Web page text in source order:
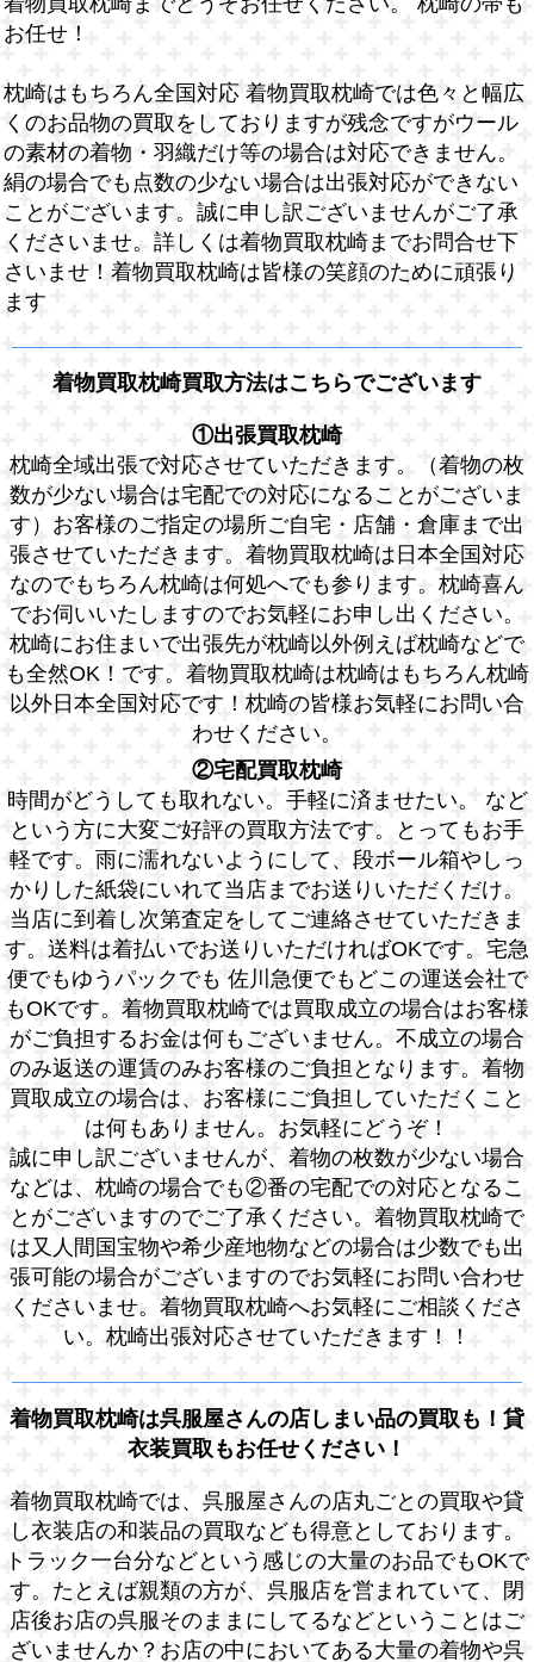
お任せ！
枕崎はもちろん全国対応 着物買取枕崎では色々と幅広
くのお品物の買取をしておりますが残念ですがウール
の素材の着物・羽織だけ等の場合は対応できません。
絹の場合でも点数の少ない場合は出張対応ができない
ことがございます。誠に申し訳ございませんがご了承
くださいませ。詳しくは着物買取枕崎までお問合せ下
さいませ！着物買取枕崎は皆様の笑顔のために頑張り
ます
着物買取枕崎買取方法はこちらでございます
①出張買取枕崎
枕崎全域出張で対応させていただきます。（着物の枚
数が少ない場合は宅配での対応になることがございま
す）お客様のご指定の場所ご自宅・店舗・倉庫まで出
張させていただきます。着物買取枕崎は日本全国対応
なのでもちろん枕崎は何処へでも参ります。枕崎喜ん
でお伺いいたしますのでお気軽にお申し出ください。
枕崎にお住まいで出張先が枕崎以外例えば枕崎などで
も全然OK！です。着物買取枕崎は枕崎はもちろん枕崎
以外日本全国対応です！枕崎の皆様お気軽にお問い合
わせください。
②宅配買取枕崎
時間がどうしても取れない。手軽に済ませたい。 など
という方に大変ご好評の買取方法です。とってもお手
軽です。雨に濡れないようにして、段ボール箱やしっ
かりした紙袋にいれて当店までお送りいただくだけ。
当店に到着し次第査定をしてご連絡させていただきま
す。送料は着払いでお送りいただければOKです。宅急
便でもゆうパックでも 佐川急便でもどこの運送会社で
もOKです。着物買取枕崎では買取成立の場合はお客様
がご負担するお金は何もございません。不成立の場合
のみ返送の運賃のみお客様のご負担となります。着物
買取成立の場合は、お客様にご負担していただくこと
は何もありません。お気軽にどうぞ！
誠に申し訳ございませんが、着物の枚数が少ない場合
などは、枕崎の場合でも②番の宅配での対応となるこ
とがございますのでご了承ください。着物買取枕崎で
は又人間国宝物や希少産地物などの場合は少数でも出
張可能の場合がございますのでお気軽にお問い合わせ
くださいませ。着物買取枕崎へお気軽にご相談くださ
い。枕崎出張対応させていただきます！！
着物買取枕崎は呉服屋さんの店しまい品の買取も！貸
衣装買取もお任せください！
着物買取枕崎では、呉服屋さんの店丸ごとの買取や貸
し衣装店の和装品の買取なども得意としております。
トラック一台分などという感じの大量のお品でもOKで
す。たとえば親類の方が、呉服店を営まれていて、閉
店後お店の呉服そのままにしてるなどということはご
ざいませんか？お店の中においてある大量の着物や呉